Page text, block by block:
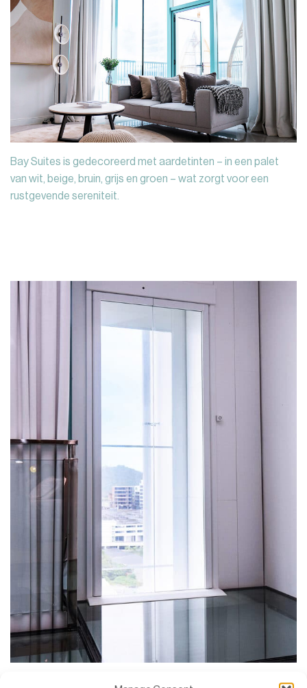
Bay Suites is gedecoreerd met aardetinten – in een palet
van wit, beige, bruin, grijs en groen – wat zorgt voor een
rustgevende sereniteit.